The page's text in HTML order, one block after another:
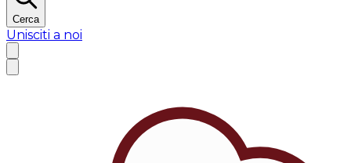
Cerca
Unisciti a noi